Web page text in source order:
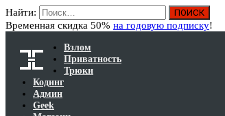
Найти:
Временная скидка 50% на годовую подписку!
Взлом
Приватность
Трюки
Кодинг
Админ
Geek